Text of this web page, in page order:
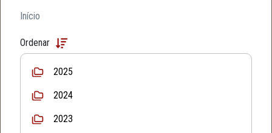
Início
Ordenar
2025
2024
2023